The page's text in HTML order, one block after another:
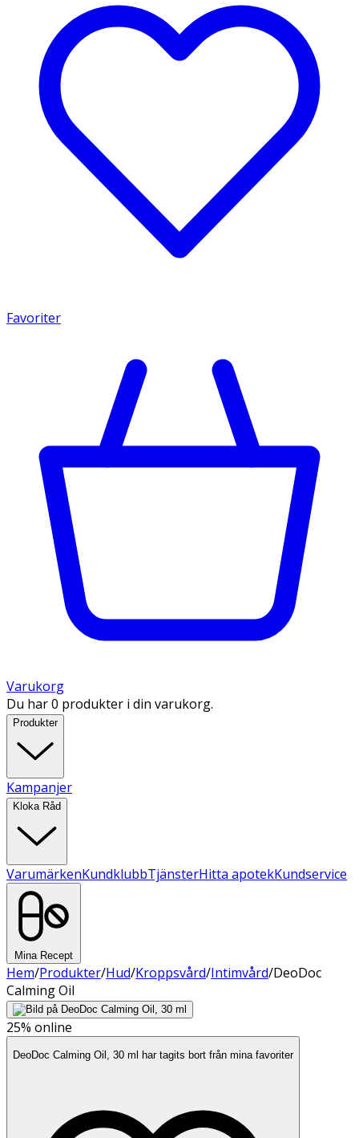
Favoriter
Varukorg
Du har 0 produkter i din varukorg.
Produkter
Kampanjer
Kloka Råd
VarumärkenKundklubbTjänsterHitta apotekKundservice
Mina Recept
Hem/Produkter/Hud/Kroppsvård/Intimvård/DeoDoc
Calming Oil
25% online
DeoDoc Calming Oil, 30 ml har tagits bort från mina favoriter